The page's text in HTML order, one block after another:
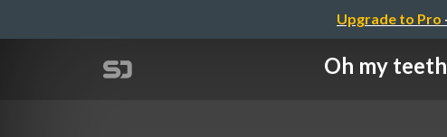
Upgrade to Pro
Oh my